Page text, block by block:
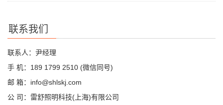
联系我们
联系人：尹经理
手 机：189 1799 2510 (微信同号)
邮 箱：info@shlskj.com
公 司：雷舒照明科技(上海)有限公司